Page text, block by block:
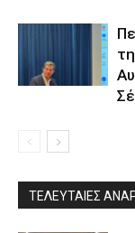
ΤΕΛΕΥΤΑΙΕΣ